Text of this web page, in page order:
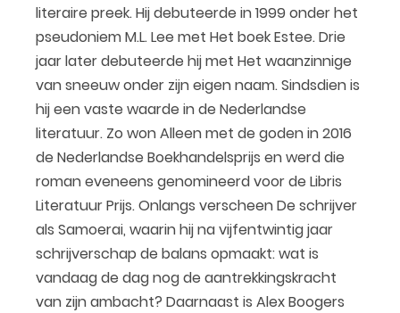
literaire preek. Hij debuteerde in 1999 onder het
pseudoniem M.L. Lee met Het boek Estee. Drie
jaar later debuteerde hij met Het waanzinnige
van sneeuw onder zijn eigen naam. Sindsdien is
hij een vaste waarde in de Nederlandse
literatuur. Zo won Alleen met de goden in 2016
de Nederlandse Boekhandelsprijs en werd die
roman eveneens genomineerd voor de Libris
Literatuur Prijs. Onlangs verscheen De schrijver
als Samoerai, waarin hij na vijfentwintig jaar
schrijverschap de balans opmaakt: wat is
vandaag de dag nog de aantrekkingskracht
van zijn ambacht? Daarnaast is Alex Boogers